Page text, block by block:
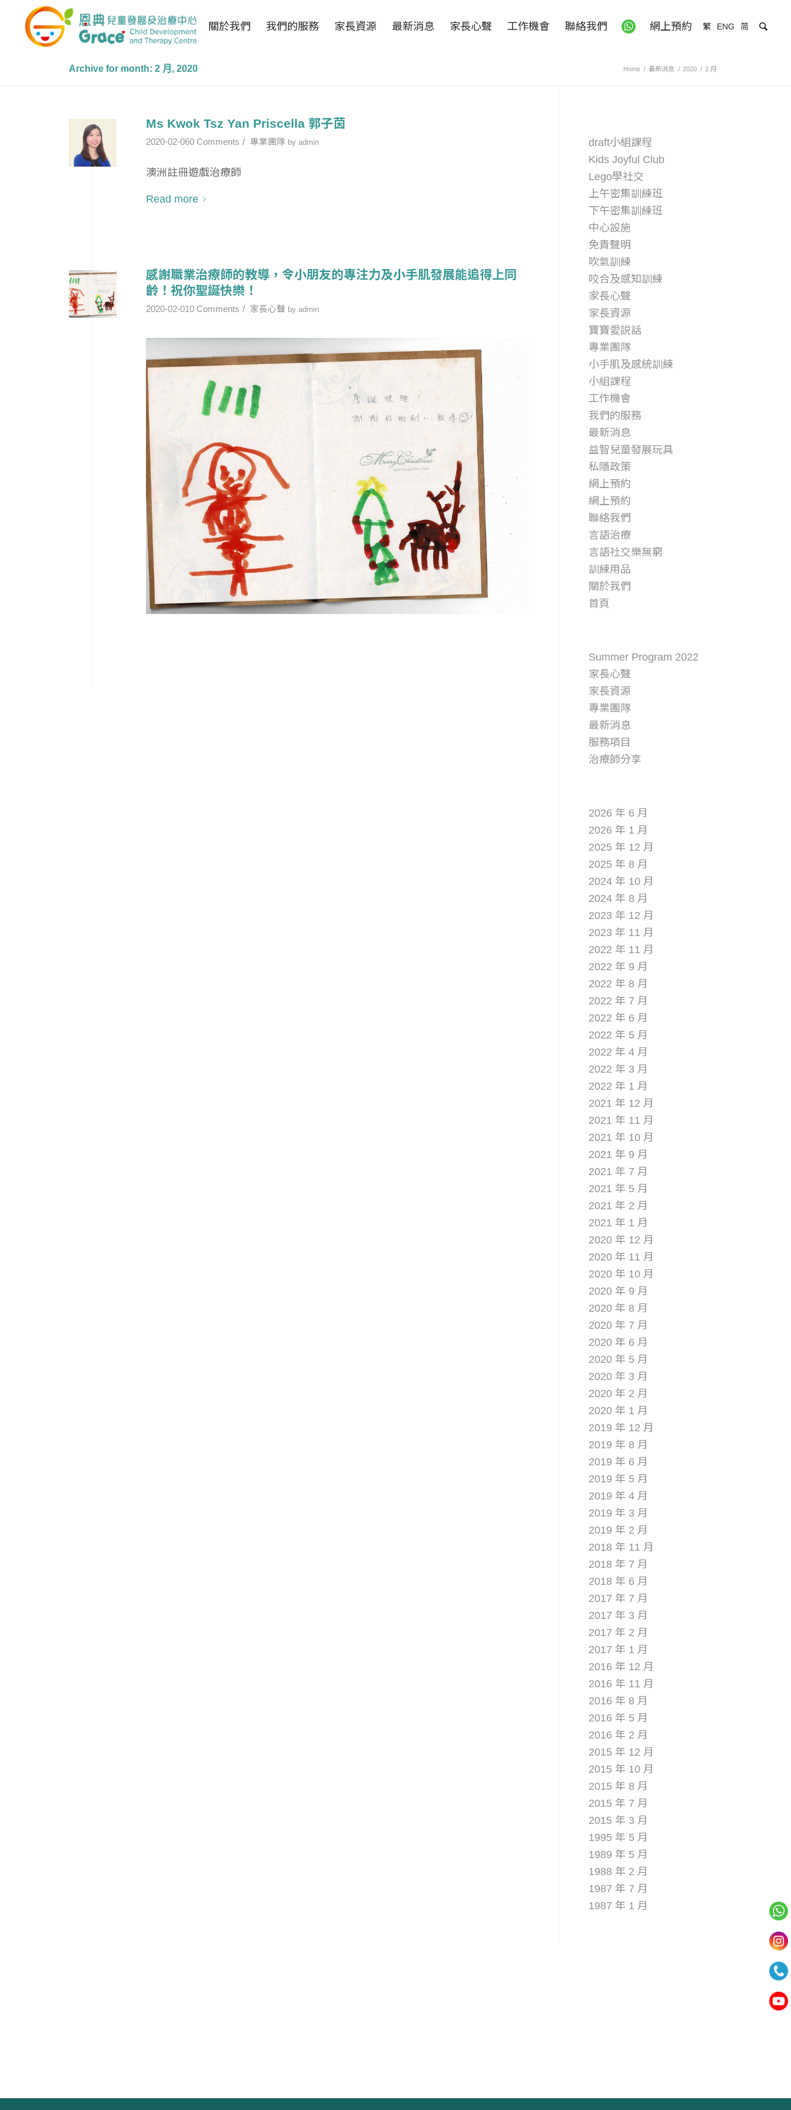
關於我們 我們的服務 家長資源 最新消息 家長心聲 工作機會 聯絡我們 網上預約 繁 ENG 简
Archive for month: 2 月, 2020 Home / 最新消息 / 2020 / 2 月
Ms Kwok Tsz Yan Priscella 郭子茵
2020-02-060 Comments / 專業團隊 byadmin
澳洲註冊遊戲治療師
Read more
感謝職業治療師的教導，令小朋友的專注力及小手肌發展能追得上同
齡！祝你聖誕快樂！
2020-02-010 Comments / 家長心聲 byadmin
draft小組課程
Kids Joyful Club
Lego學社交
上午密集訓練班
下午密集訓練班
中心設施
免責聲明
吹氣訓練
咬合及感知訓練
家長心聲
家長資源
寶寶愛説話
專業團隊
小手肌及感統訓練
小組課程
工作機會
我們的服務
最新消息
益智兒童發展玩具
私隱政策
網上預約
網上預約
聯絡我們
言語治療
言語社交樂無窮
訓練用品
關於我們
首頁
Summer Program 2022
家長心聲
家長資源
專業團隊
最新消息
服務項目
治療師分享
2026 年 6 月
2026 年 1 月
2025 年 12 月
2025 年 8 月
2024 年 10 月
2024 年 8 月
2023 年 12 月
2023 年 11 月
2022 年 11 月
2022 年 9 月
2022 年 8 月
2022 年 7 月
2022 年 6 月
2022 年 5 月
2022 年 4 月
2022 年 3 月
2022 年 1 月
2021 年 12 月
2021 年 11 月
2021 年 10 月
2021 年 9 月
2021 年 7 月
2021 年 5 月
2021 年 2 月
2021 年 1 月
2020 年 12 月
2020 年 11 月
2020 年 10 月
2020 年 9 月
2020 年 8 月
2020 年 7 月
2020 年 6 月
2020 年 5 月
2020 年 3 月
2020 年 2 月
2020 年 1 月
2019 年 12 月
2019 年 8 月
2019 年 6 月
2019 年 5 月
2019 年 4 月
2019 年 3 月
2019 年 2 月
2018 年 11 月
2018 年 7 月
2018 年 6 月
2017 年 7 月
2017 年 3 月
2017 年 2 月
2017 年 1 月
2016 年 12 月
2016 年 11 月
2016 年 8 月
2016 年 5 月
2016 年 2 月
2015 年 12 月
2015 年 10 月
2015 年 8 月
2015 年 7 月
2015 年 3 月
1995 年 5 月
1989 年 5 月
1988 年 2 月
1987 年 7 月
1987 年 1 月